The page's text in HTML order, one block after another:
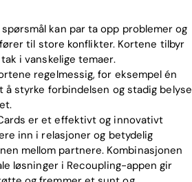
kan par ta opp problemer og
til store konflikter. Kortene tilbyr
i vanskelige temaer.
regelmessig, for eksempel én
å styrke forbindelsen og stadig belyse
er et effektivt og innovativt
inn i relasjoner og betydelig
mellom partnere. Kombinasjonen
løsninger i Recoupling-appen gir